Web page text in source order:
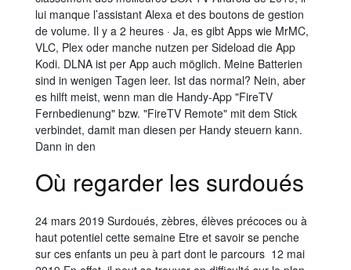
lui manque l’assistant Alexa et des boutons de gestion
de volume. Il y a 2 heures · Ja, es gibt Apps wie MrMC,
VLC, Plex oder manche nutzen per Sideload die App
Kodi. DLNA ist per App auch möglich. Meine Batterien
sind in wenigen Tagen leer. Ist das normal? Nein, aber
es hilft meist, wenn man die Handy-App "FireTV
Fernbedienung" bzw. "FireTV Remote" mit dem Stick
verbindet, damit man diesen per Handy steuern kann.
Dann in den
Où regarder les surdoués
24 mars 2019 Surdoués, zèbres, élèves précoces ou à
haut potentiel cette semaine Etre et savoir se penche
sur ces enfants un peu à part dont le parcours 12 mai